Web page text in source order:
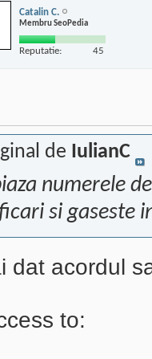
Catalin C.
Membru SeoPedia
Reputatie: 45
de IulianC
numerele
si gaseste
dat acordul
to: